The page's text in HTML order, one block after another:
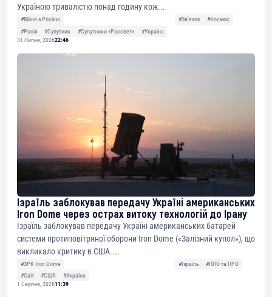
Україною тривалістю понад годину кож...
#Війна з Росією #Звʼязок
#Космос
#Росія
#Супутник #Супутники «Рассвет»
#Україна
31 Липня, 202622:46
Ізраїль заблокував передачу Україні американських
Iron Dome через острах витоку технологій до Ірану
Ізраїль заблокував передачу Україні американських батарей
системи протиповітряної оборони Iron Dome («Залізний купол»), що
викликало критику в США....
#ЗРК Iron Dome #Ізраїль
#ППО та ПРО
#Світ
#США
#Україна
1 Серпня, 202611:39